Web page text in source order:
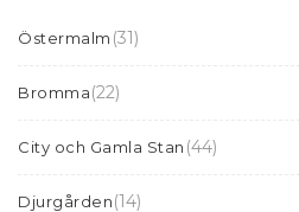
Östermalm (31)
Bromma(22)
City och Gamla Stan (44)
Djurgården(14)